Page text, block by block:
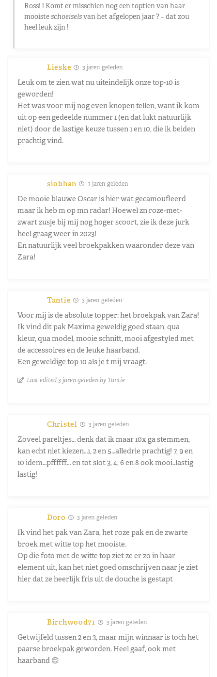
Rossi ! Komt er misschien nog een toptien van haar
mooisteschoeiselsvan het afgelopen jaar ? – dat zou
heel leuk zijn !
Lieske 3 jaren geleden
Leuk om te zien wat nu uiteindelijk onze top-10 is
geworden!
Het was voor mij nog even knopen tellen, want ik kom
uit op een gedeelde nummer 1 (en dat lukt natuurlijk
niet) door de lastige keuze tussen 1 en 10, die ik beiden
prachtig vind.
siobhan 3 jaren geleden
De mooie blauwe Oscar is hier wat gecamoufleerd
maar ik heb m op mn radar! Hoewel zn roze-met-
zwart zusje bij mij nog hoger scoort, zie ik deze jurk
heel graag weer in 2023!
En natuurlijk veel broekpakken waaronder deze van
Zara!
Tantie 3 jaren geleden
Voor mij is de absolute topper: het broekpak van Zara!
Ik vind dit pak Maxima geweldig goed staan, qua
kleur, qua model, mooie schnitt, mooi afgestyled met
de accessoires en de leuke haarband.
Een geweldige top 10 als je t mij vraagt.
Last edited 3 jaren geleden by Tantie
Christel 3 jaren geleden
Zoveel pareltjes… denk dat ik maar 10x ga stemmen,
kan echt niet kiezen…1, 2 en 5…alledrie prachtig! 7, 9 en
10 idem…pffffff… en tot slot 3, 4, 6 en 8 ook mooi..lastig
lastig!
Doro 3 jaren geleden
Ik vind het pak van Zara, het roze pak en de zwarte
broek met witte top het mooiste.
Op die foto met de witte top ziet ze er zo in haar
element uit, kan het niet goed omschrijven naar je ziet
hier dat ze heerlijk fris uit de douche is gestapt
Birchwood71 3 jaren geleden
Getwijfeld tussen 2 en 3, maar mijn winnaar is toch het
paarse broekpak geworden. Heel gaaf, ook met
haarband 😊